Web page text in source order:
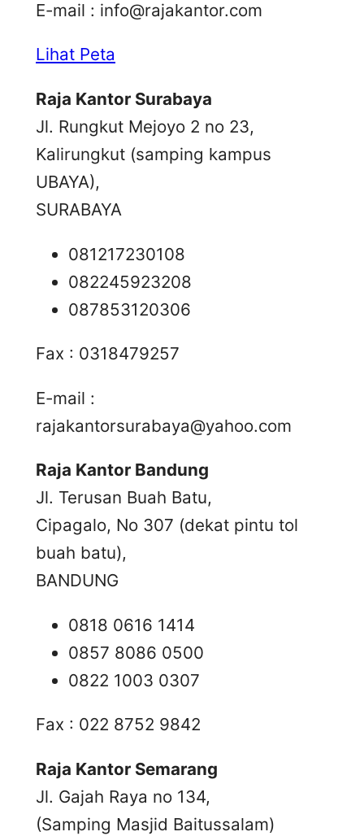
E-mail : info@rajakantor.com
Lihat Peta
Raja Kantor Surabaya
Jl. Rungkut Mejoyo 2 no 23,
Kalirungkut (samping kampus
UBAYA),
SURABAYA
081217230108
082245923208
087853120306
Fax : 0318479257
E-mail :
rajakantorsurabaya@yahoo.com
Raja Kantor Bandung
Jl. Terusan Buah Batu,
Cipagalo, No 307 (dekat pintu tol
buah batu),
BANDUNG
0818 0616 1414
0857 8086 0500
0822 1003 0307
Fax : 022 8752 9842
Raja Kantor Semarang
Jl. Gajah Raya no 134,
(Samping Masjid Baitussalam)